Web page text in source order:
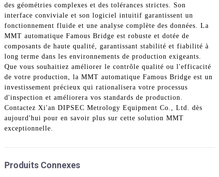
des géométries complexes et des tolérances strictes. Son
interface conviviale et son logiciel intuitif garantissent un
fonctionnement fluide et une analyse complète des données. La
MMT automatique Famous Bridge est robuste et dotée de
composants de haute qualité, garantissant stabilité et fiabilité à
long terme dans les environnements de production exigeants.
Que vous souhaitiez améliorer le contrôle qualité ou l'efficacité
de votre production, la MMT automatique Famous Bridge est un
investissement précieux qui rationalisera votre processus
d'inspection et améliorera vos standards de production.
Contactez Xi'an DIPSEC Metrology Equipment Co., Ltd. dès
aujourd'hui pour en savoir plus sur cette solution MMT
exceptionnelle.
Produits Connexes